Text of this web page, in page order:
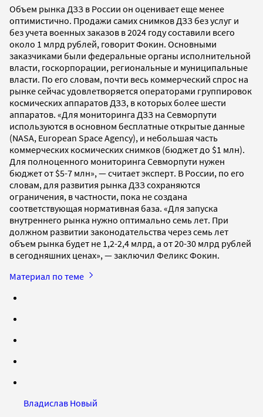
Объем рынка ДЗЗ в России он оценивает еще менее
оптимистично. Продажи самих снимков ДЗЗ без услуг и
без учета военных заказов в 2024 году составили всего
около 1 млрд рублей, говорит Фокин. Основными
заказчиками были федеральные органы исполнительной
власти, госкорпорации, региональные и муниципальные
власти. По его словам, почти весь коммерческий спрос на
рынке сейчас удовлетворяется операторами группировок
космических аппаратов ДЗЗ, в которых более шести
аппаратов. «Для мониторинга ДЗЗ на Севморпути
используются в основном бесплатные открытые данные
(NASA, European Space Agency), и небольшая часть
коммерческих космических снимков (бюджет до $1 млн).
Для полноценного мониторинга Севморпути нужен
бюджет от $5-7 млн», — считает эксперт. В России, по его
словам, для развития рынка ДЗЗ сохраняются
ограничения, в частности, пока не создана
соответствующая нормативная база. «Для запуска
внутреннего рынка нужно оптимально семь лет. При
должном развитии законодательства через семь лет
объем рынка будет не 1,2-2,4 млрд, а от 20-30 млрд рублей
в сегодняшних ценах», — заключил Феликс Фокин.
Материал по теме
Владислав Новый